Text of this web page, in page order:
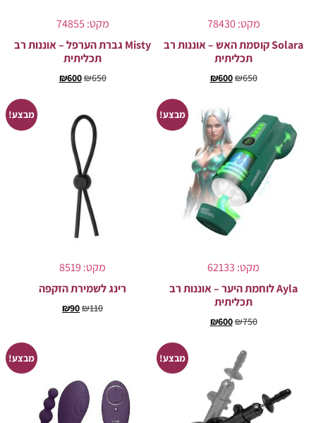
מקט: 78430
Solara קוסמת האש – אוננות רב
תכליתית
₪650
₪600
מקט: 74855
Misty גברת הערפל – אוננות רב
תכליתית
₪650
₪600
מבצע!
מקט: 62133
Ayla לוחמת היער – אוננות רב
תכליתית
₪750
₪600
מבצע!
מקט: 8519
רינג לשמירת הזקפה
₪110
₪90
מבצע! מבצע!